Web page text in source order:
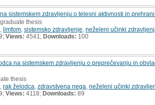
sistemskem zdravljenju o telesni aktivnosti in
thesis
limfom sistemsko zdravljenje neželeni učinki
Views: 4541; Downloads: 100
na sistemskem zdravljenju o preprečevanju in
thesis
rak želodca zdravstvena nega neželeni učinki
Views: 4118; Downloads: 89